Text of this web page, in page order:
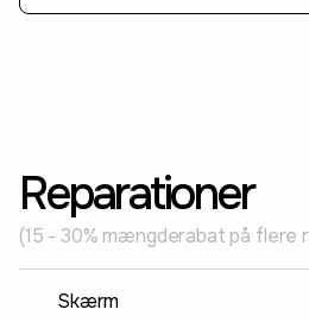
Reparationer
(15 - 30% mængderabat på flere
Skærm